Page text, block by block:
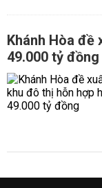
Khánh Hòa đề
49.000 tỷ đồng